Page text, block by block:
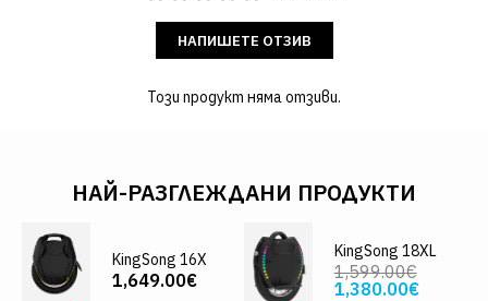
НАПИШЕТЕ ОТЗИВ
Този продукт няма отзиви.
НАЙ-РАЗГЛЕЖДАНИ ПРОДУКТИ
KingSong 16X
1,649.00€
KingSong 18XL
1,599.00€
1,380.00€